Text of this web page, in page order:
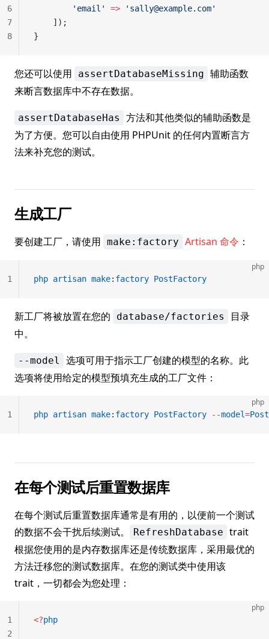
        'email'
=> 'sally@example.com'
    ]);
}
6
7
8
您还可以使用 assertDatabaseMissing 辅助函数
来断言数据库中不存在数据。
assertDatabaseHas
方法和其他类似的辅助函数是
为了方便。您可以自由使用 PHPUnit 的任何内置断言方
法来补充您的测试。
生成工厂
要创建工厂，请使用 make:factory Artisan 命令 ：
php
php artisan make: factory PostFactory
1
新工厂将被放置在您的 database/factories
目录
中。
--model
选项可用于指示工厂创建的模型的名称。此
选项将使用给定的模型预填充生成的工厂文件：
php
php artisan make: factory PostFactory --model=Post
1
在每个测试后重置数据库
在每个测试后重置数据库通常是有用的，以便前一个测试
的数据不会干扰后续测试。
RefreshDatabase trait
根据您使用的是内存数据库还是传统数据库，采用最优的
方法迁移您的测试数据库。在您的测试类中使用该
trait，一切都会为您处理：
php
<?php
1
2